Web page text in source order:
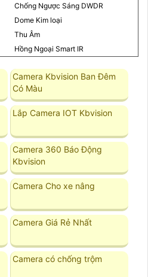
Chống Ngược Sáng DWDR
Dome Kim loại
Thu Âm
Hồng Ngoại Smart IR
Camera Kbvision Ban Đêm
Có Màu
Lắp Camera IOT Kbvision
Camera 360 Báo Động
Kbvision
Camera Cho xe nâng
Camera Giá Rẻ Nhất
Camera có chống trộm